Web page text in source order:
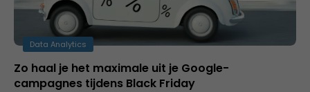
Data Analytics
Zo haal je het maximale uit je Google-
campagnes tijdens Black Friday